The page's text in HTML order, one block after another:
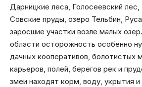
Дарницкие леса, Голосеевский
Совские пруды, озеро Тельбин,
заросшие участки возле малых
области осторожность особенно
дачных кооперативов, болотистых
карьеров, полей, берегов рек и
змеи находят корм, воду, укрытия